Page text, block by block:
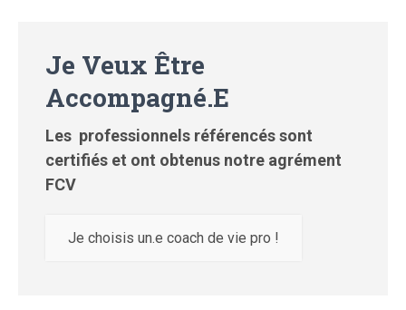
Je Veux Être
Accompagné.e
Les professionnels référencés sont
certifiés et ont obtenus notre agrément
FCV
Je choisis un.e coach de vie pro !